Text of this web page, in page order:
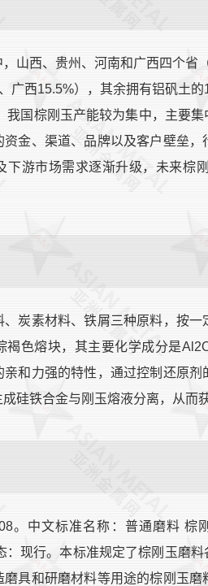
山西、贵州、河南和广西四个省
广西15.5%），其余拥有铝矾土
我国棕刚玉产能较为集中，主要
金、渠道、品牌以及客户壁垒
下游市场需求逐渐升级，未来棕
炭素材料、铁屑三种原料，按
褐色熔块，其主要化学成分是
和力强的特性，通过控制还原
硅铁合金与刚玉熔液分离，从而
。中文标准名称：普通磨料 棕
：现行。本标准规定了棕刚玉磨
具和研磨材料等用途的棕刚玉